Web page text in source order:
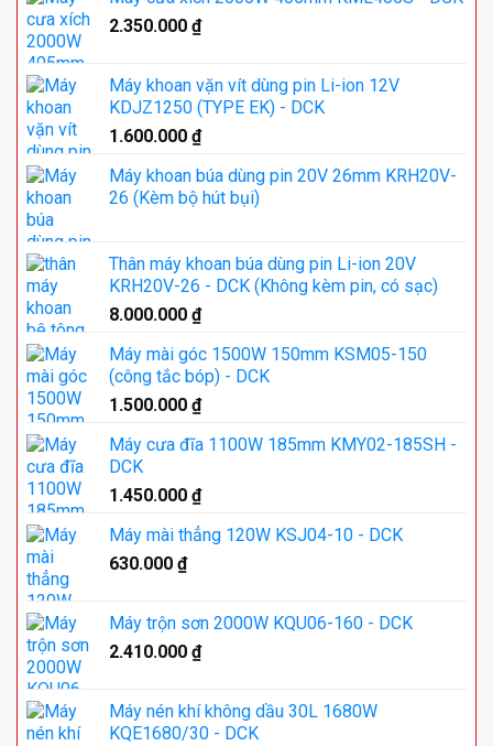
2.350.000 ₫
Máy khoan vặn vít dùng pin Li-ion 12V
KDJZ1250 (TYPE EK) - DCK
1.600.000 ₫
Máy khoan búa dùng pin 20V 26mm KRH20V-
26 (Kèm bộ hút bụi)
Thân máy khoan búa dùng pin Li-ion 20V
KRH20V-26 - DCK (Không kèm pin, có sạc)
8.000.000 ₫
Máy mài góc 1500W 150mm KSM05-150
(công tắc bóp) - DCK
1.500.000 ₫
Máy cưa đĩa 1100W 185mm KMY02-185SH -
DCK
1.450.000 ₫
Máy mài thẳng 120W KSJ04-10 - DCK
630.000 ₫
Máy trộn sơn 2000W KQU06-160 - DCK
2.410.000 ₫
Máy nén khí không dầu 30L 1680W
KQE1680/30 - DCK